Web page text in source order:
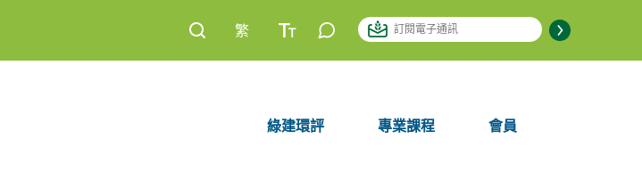
繁
綠建環評 專業課程 會員